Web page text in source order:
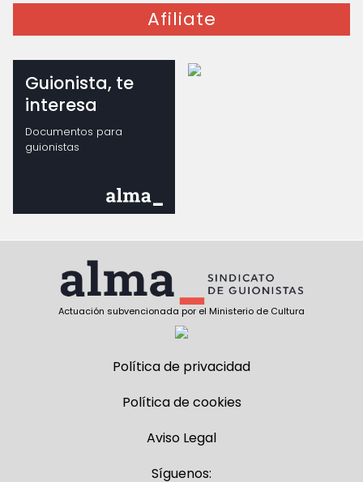
Afiliate
Guionista, te
interesa
Documentos para
guionistas
Actuación subvencionada por el Ministerio de Cultura
Política de privacidad
Política de cookies
Aviso Legal
Síguenos: